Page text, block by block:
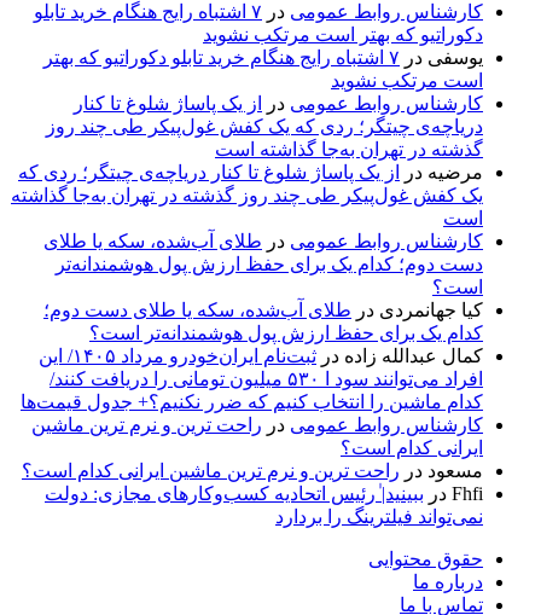
کارشناس روابط عمومی در
۷ اشتباه رایج هنگام خرید تابلو
دکوراتیو که بهتر است مرتکب نشوید
یوسفی در
۷ اشتباه رایج هنگام خرید تابلو دکوراتیو که بهتر
است مرتکب نشوید
کارشناس روابط عمومی در
از یک پاساژ شلوغ تا کنار
دریاچه‌ی چیتگر؛ ردی که یک کفش غول‌پیکر طی چند روز
گذشته در تهران به‌جا گذاشته است
مرضیه در
از یک پاساژ شلوغ تا کنار دریاچه‌ی چیتگر؛ ردی که
یک کفش غول‌پیکر طی چند روز گذشته در تهران به‌جا گذاشته
است
کارشناس روابط عمومی در طلای آب‌شده، سکه یا طلای
دست دوم؛ کدام یک برای حفظ ارزش پول هوشمندانه‌تر
است؟
کیا جهانمردی در طلای آب‌شده، سکه یا طلای دست دوم؛
کدام یک برای حفظ ارزش پول هوشمندانه‌تر است؟
کمال عبدالله زاده در
ثبت‌نام ایران‌خودرو مرداد ۱۴۰۵/ این
افراد می‌توانند سود ا ۵۳۰ میلیون تومانی را دریافت کنند/
کدام ماشین را انتخاب کنیم که ضرر نکنیم؟+ جدول قیمت‌ها
کارشناس روابط عمومی در راحت ترین و نرم ترین ماشین
ایرانی کدام است؟
مسعود در راحت ترین و نرم ترین ماشین ایرانی کدام است؟
Fhfi در ببینید| ٰرئیس اتحادیه کسب‌وکارهای مجازی: دولت
نمی‌تواند فیلترینگ را بردارد
حقوق محتوایی
درباره ما
تماس با ما